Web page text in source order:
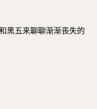
黑五来聊聊渐渐丧失的